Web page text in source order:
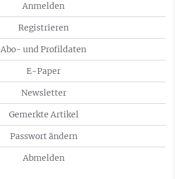
Anmelden
Registrieren
Abo- und Profildaten
E-Paper
Newsletter
Gemerkte Artikel
Passwort ändern
Abmelden